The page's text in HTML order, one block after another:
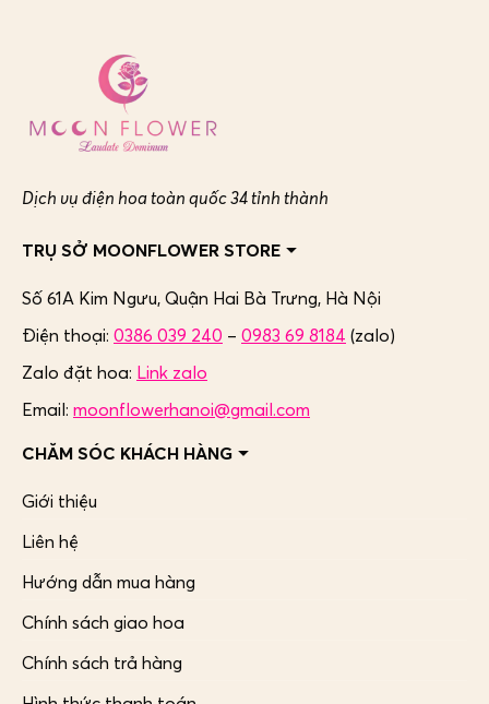
Dịch vụ điện hoa toàn quốc 34 tỉnh thành
TRỤ SỞ MOONFLOWER STORE
Số 61A Kim Ngưu, Quận Hai Bà Trưng, Hà Nội
Điện thoại: 0386 039 240 – 0983 69 8184 (zalo)
Zalo đặt hoa: Link zalo
Email: moonflowerhanoi@gmail.com
CHĂM SÓC KHÁCH HÀNG
Giới thiệu
Liên hệ
Hướng dẫn mua hàng
Chính sách giao hoa
Chính sách trả hàng